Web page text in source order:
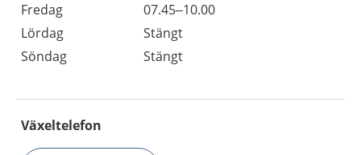
Fredag
07.45–10.00
Lördag
Stängt
Söndag
Stängt
Växeltelefon